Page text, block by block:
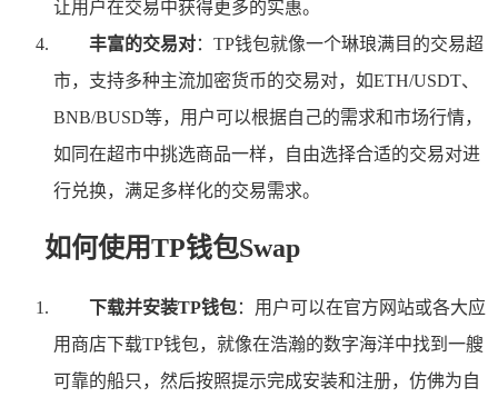
让用户在交易中获得更多的实惠。
丰富的交易对：TP钱包就像一个琳琅满目的交易超
市，支持多种主流加密货币的交易对，如ETH/USDT、
BNB/BUSD等，用户可以根据自己的需求和市场行情，
如同在超市中挑选商品一样，自由选择合适的交易对进
行兑换，满足多样化的交易需求。
如何使用TP钱包Swap
下载并安装TP钱包：用户可以在官方网站或各大应
用商店下载TP钱包，就像在浩瀚的数字海洋中找到一艘
可靠的船只，然后按照提示完成安装和注册，仿佛为自